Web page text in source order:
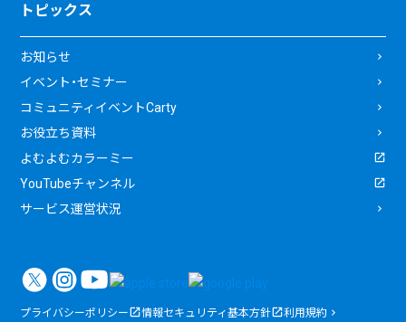
トピックス
お知らせ
イベント・セミナー
コミュニティイベントCarty
お役立ち資料
よむよむカラーミー
YouTubeチャンネル
サービス運営状況
プライバシーポリシー 情報セキュリティ基本方針
利用規約